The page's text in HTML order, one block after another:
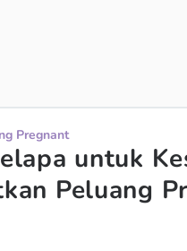
Pregnant
untuk
Peluang